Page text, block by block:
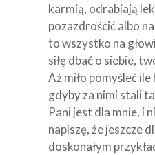
karmią, odrabiają
pozazdrościć albo
to wszystko na
siłę dbać o siebie,
Aż miło pomyśleć
gdyby za nimi stali
Pani jest dla mnie, i
napiszę, że jeszcze
doskonałym